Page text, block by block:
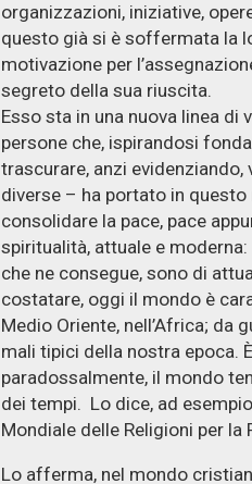
organizzazioni, iniziative,
questo già si è soffermata la
motivazione per
segreto della sua riuscita.
Esso sta in una nuova linea di
persone che, ispirandosi
trascurare, anzi
diverse – ha portato in
consolidare la pace, pace
spiritualità, attuale e moderna:
che ne consegue, sono di
costatare, oggi il mondo è
Medio Oriente, nell’Africa; da
mali tipici della nostra epoca.
paradossalmente, il mondo
dei tempi. Lo dice, ad
Mondiale delle Religioni per la
Lo afferma, nel mondo